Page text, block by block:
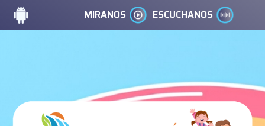
MIRANOS ESCUCHANOS